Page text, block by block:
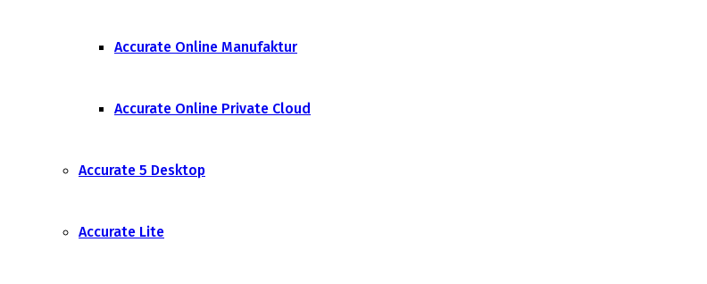
Accurate Online Manufaktur
Accurate Online Private Cloud
Accurate 5 Desktop
Accurate Lite